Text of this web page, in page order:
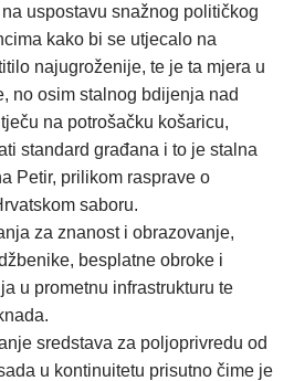
uspostavu snažnog političkog
kako bi se utjecalo na
najugroženije, te je ta mjera u
no osim stalnog bdijenja nad
na potrošačku košaricu,
standard građana i to je stalna
Petir, prilikom rasprave o
saboru.
za znanost i obrazovanje,
besplatne obroke i
u prometnu infrastrukturu te
sredstava za poljoprivredu od
u kontinuitetu prisutno čime je